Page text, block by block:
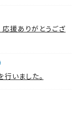
援ありがとうござ
いました。